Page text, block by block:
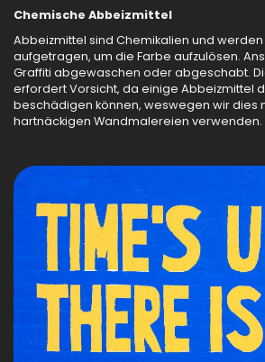
Chemische Abbeizmittel
Abbeizmittel sind Chemikalien und
aufgetragen, um die Farbe aufzulösen.
Graffiti abgewaschen oder abgeschabt.
erfordert Vorsicht, da einige Abbeizmittel
beschädigen können, weswegen wir dies
hartnäckigen Wandmalereien verwenden.